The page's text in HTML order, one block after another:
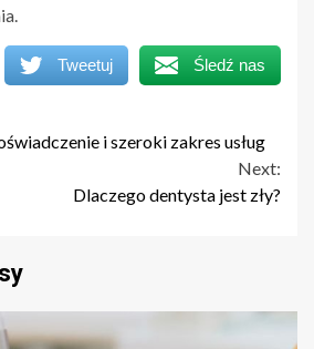
Tweetuj Śledź nas
i szeroki zakres usług
Next:
Dlaczego dentysta jest zły?